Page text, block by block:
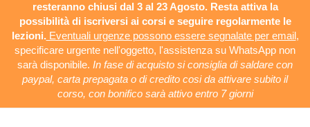
resteranno chiusi dal 3 al 23 Agosto. Resta attiva la
possibilità di iscriversi ai corsi e seguire regolarmente le
lezioni.Eventuali urgenze possono essere segnalate per email,
specificare urgente nell'oggetto, l'assistenza su WhatsApp non
sarà disponibile. In fase di acquisto si consiglia di saldare con
paypal, carta prepagata o di credito cosi da attivare subito il
corso, con bonifico sarà attivo entro 7 giorni